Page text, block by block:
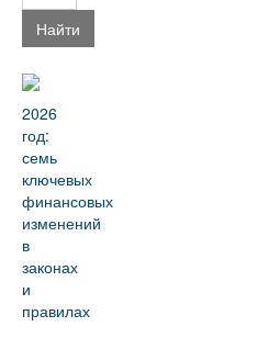
Найти
2026
год:
семь
ключевых
финансовых
изменений
в
законах
и
правилах